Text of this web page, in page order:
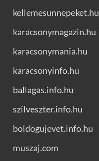
kellemesunnepeket.hu
karacsonymagazin.hu
karacsonymania.hu
karacsonyinfo.hu
ballagas.info.hu
szilveszter.info.hu
boldogujevet.info.hu
muszaj.com